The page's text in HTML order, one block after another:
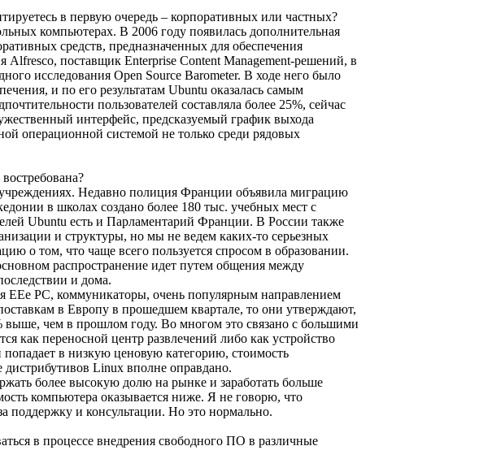
в первую очередь – корпоративных или частных?
компьютерах. В 2006 году появилась дополнительная
средств, предназначенных для обеспечения
поставщик Enterprise Content Management-решений, в
исследования Open Source Barometer. В ходе него было
и по его результатам Ubuntu оказалась самым
пользователей составляла более 25%, сейчас
интерфейс, предсказуемый график выхода
операционной системой не только среди рядовых
Недавно полиция Франции объявила миграцию
в школах создано более 180 тыс. учебных мест с
Ubuntu есть и Парламентарий Франции. В России также
и структуры, но мы не ведем каких-то серьезных
о том, что чаще всего пользуется спросом в образовании.
распространение идет путем общения между
и дома.
EEe PC, коммуникаторы, очень популярным направлением
в Европу в прошедшем квартале, то они утверждают,
выше, чем в прошлом году. Во многом это связано с большими
как переносной центр развлечений либо как устройство
в низкую ценовую категорию, стоимость
Linux вполне оправдано.
более высокую долю на рынке и заработать больше
компьютера оказывается ниже. Я не говорю, что
поддержку и консультации. Но это нормально.
в процессе внедрения свободного ПО в различные